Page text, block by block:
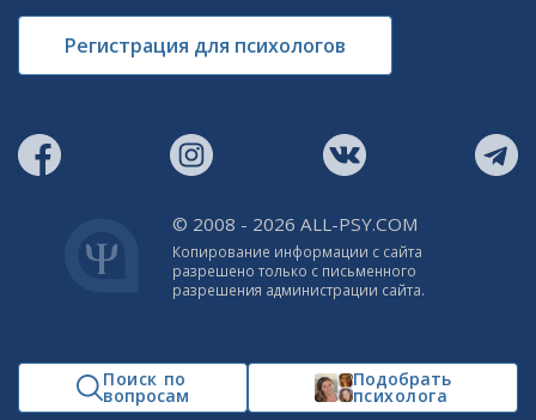
Поиск по
вопросам
Подобрать
психолога
Регистрация для психологов
© 2008 - 2026 ALL-PSY.COM
Копирование информации с сайта
разрешено только с письменного
разрешения администрации сайта.